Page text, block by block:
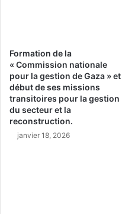
Formation de la
« Commission nationale
pour la gestion de Gaza » et
début de ses missions
transitoires pour la gestion
du secteur et la
reconstruction.
janvier 18, 2026